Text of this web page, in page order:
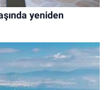
yeniden